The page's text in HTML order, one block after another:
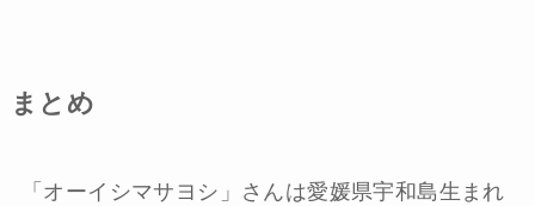
まとめ
「オーイシマサヨシ」さんは愛媛県宇和島生まれ